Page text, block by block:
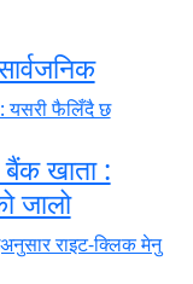
खाता :
जालो